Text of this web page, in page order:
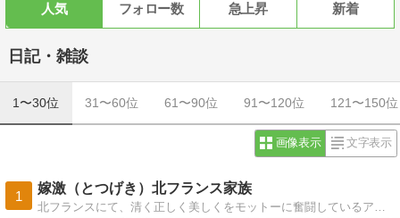
人気 フォロー数 急上昇 新着
日記・雑談
1〜30位 31〜60位 61〜90位 91〜120位 121〜150位
画像表示 文字表示
1
嫁激（とつげき）北フランス家族